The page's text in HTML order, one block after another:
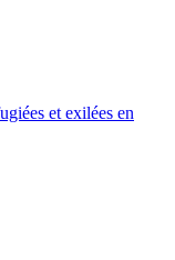
et exilées en